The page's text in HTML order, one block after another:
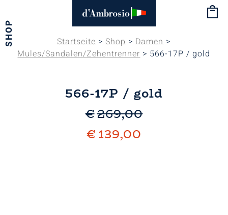
SHOP Startseite>Shop>Damen>
Mules/Sandalen/Zehentrenner> 566-17P / gold
566-17P / gold
€269,00
€139,00